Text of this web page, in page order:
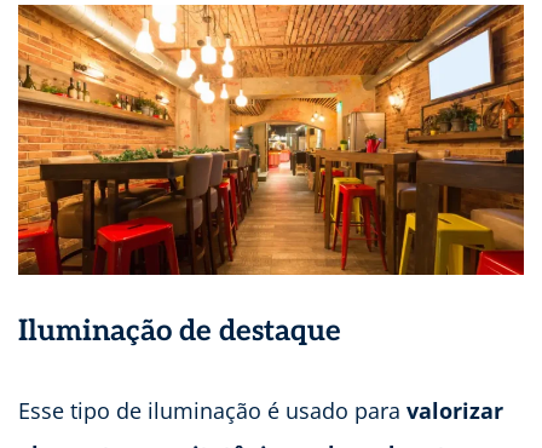
Iluminação de destaque
Esse tipo de iluminação é usado para valorizar